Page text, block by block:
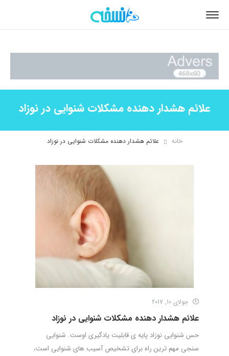
علائم هشدار دهنده مشکلات شنوایی در نوزاد
خانه علائم هشدار دهنده مشکلات شنوایی در نوزاد
جولای 10, 2017
علائم هشدار دهنده مشکلات شنوایی در نوزاد
حس شنوایی نوزاد پایه ی قابلیت یادگیری اوست. شنوایی
سنجی مهم ترین راه برای تشخیص آسیب های شنوایی است،